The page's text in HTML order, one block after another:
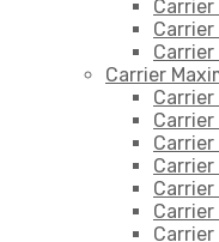
Carrier
Carrier
Carrier
Carrier
Carrier
Carrier
Carrier
Carrier